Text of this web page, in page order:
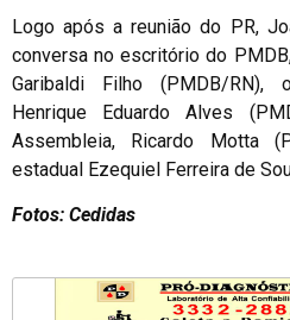
Logo após a reunião do PR,
conversa no escritório do
Garibaldi Filho (PMDB/RN),
Henrique Eduardo Alves
Assembleia, Ricardo Motta
estadual Ezequiel Ferreira de
Fotos: Cedidas